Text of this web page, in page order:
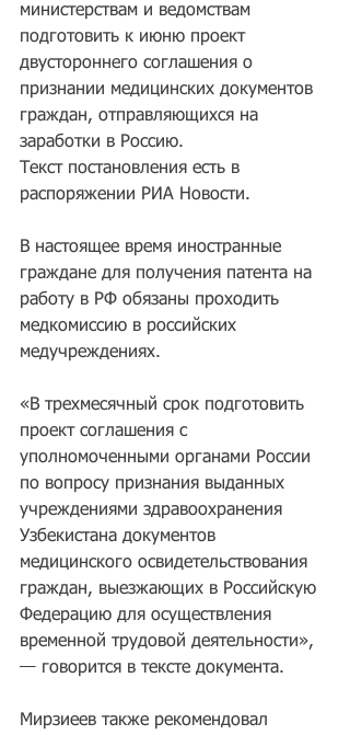
министерствам и ведомствам
подготовить к июню проект
двустороннего соглашения о
признании медицинских документов
граждан, отправляющихся на
заработки в Россию.
Текст постановления есть в
распоряжении РИА Новости.
В настоящее время иностранные
граждане для получения патента на
работу в РФ обязаны проходить
медкомиссию в российских
медучреждениях.
«В трехмесячный срок подготовить
проект соглашения с
уполномоченными органами России
по вопросу признания выданных
учреждениями здравоохранения
Узбекистана документов
медицинского освидетельствования
граждан, выезжающих в Российскую
Федерацию для осуществления
временной трудовой деятельности»,
— говорится в тексте документа.
Мирзиеев также рекомендовал